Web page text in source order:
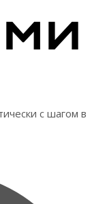
с шагом в